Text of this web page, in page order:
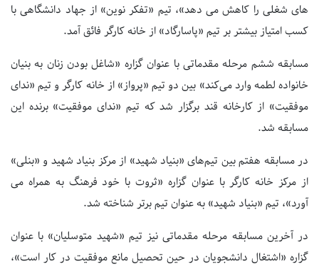
های شغلی را کاهش می دهد»، تیم «تفکر نوین» از جهاد دانشگاهی با
کسب امتیاز بیشتر بر تیم «پاسارگاد» از خانه کارگر فائق آمد.
مسابقه ششم مرحله مقدماتی با عنوان گزاره «شاغل بودن زنان به بنیان
خانواده لطمه وارد می‌کند» بین دو تیم «پرواز» از خانه کارگر و تیم «ندای
موفقیت» از کارخانه قند برگزار شد که تیم «ندای موفقیت» برنده این
مسابقه شد.
در مسابقه هفتم بین تیم‌های «بنیاد شهید» از مرکز بنیاد شهید و «بنلی»
از مرکز خانه کارگر با عنوان گزاره «ثروت با خود فرهنگ به همراه می
آورد»، تیم «بنیاد شهید» به عنوان تیم برتر شناخته شد.
در آخرین مسابقه مرحله مقدماتی نیز تیم «شهید متوسلیان» با عنوان
گزاره «اشتغال دانشجویان در حین تحصیل مانع موفقیت در کار است»،